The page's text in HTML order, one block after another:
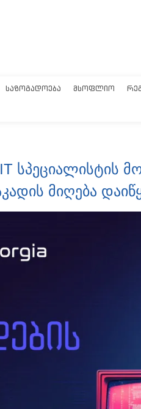
ᲡᲐᲖᲝᲒᲐᲓᲝᲔᲑᲐ ᲛᲡᲝᲤᲚᲘᲝ
სპეციალისტის
მიღება